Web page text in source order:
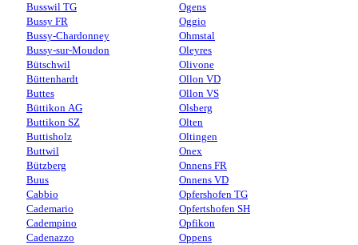
Busswil TG
Bussy FR
Bussy-Chardonney
Bussy-sur-Moudon
Bütschwil
Büttenhardt
Buttes
Büttikon AG
Buttikon SZ
Buttisholz
Buttwil
Bützberg
Buus
Cabbio
Cademario
Cadempino
Cadenazzo
Ogens
Oggio
Ohmstal
Oleyres
Olivone
Ollon VD
Ollon VS
Olsberg
Olten
Oltingen
Onex
Onnens FR
Onnens VD
Opfershofen TG
Opfertshofen SH
Opfikon
Oppens